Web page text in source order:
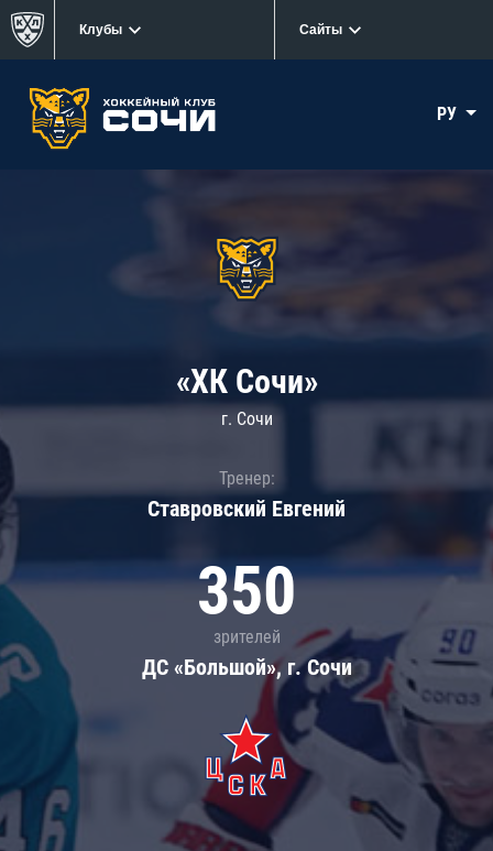
Клубы Сайты
РУ
«ХК Сочи»
г. Сочи
Тренер:
Ставровский Евгений
350
зрителей
ДС «Большой», г. Сочи